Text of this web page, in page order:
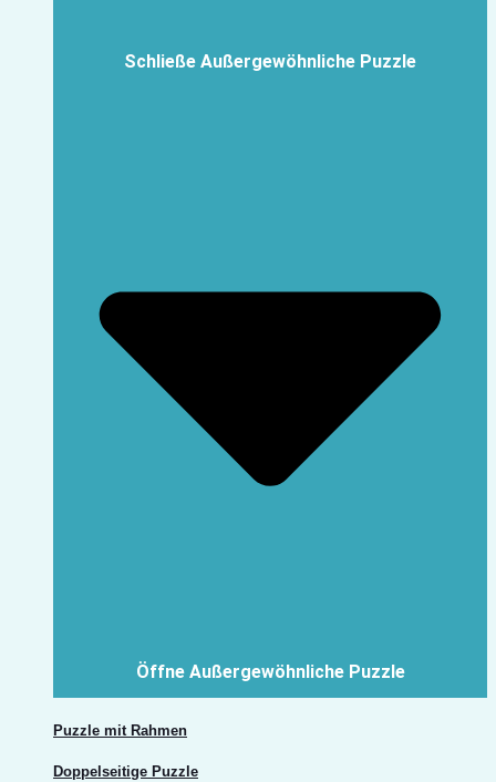
Schließe Außergewöhnliche Puzzle
Öffne Außergewöhnliche Puzzle
Puzzle mit Rahmen
Doppelseitige Puzzle